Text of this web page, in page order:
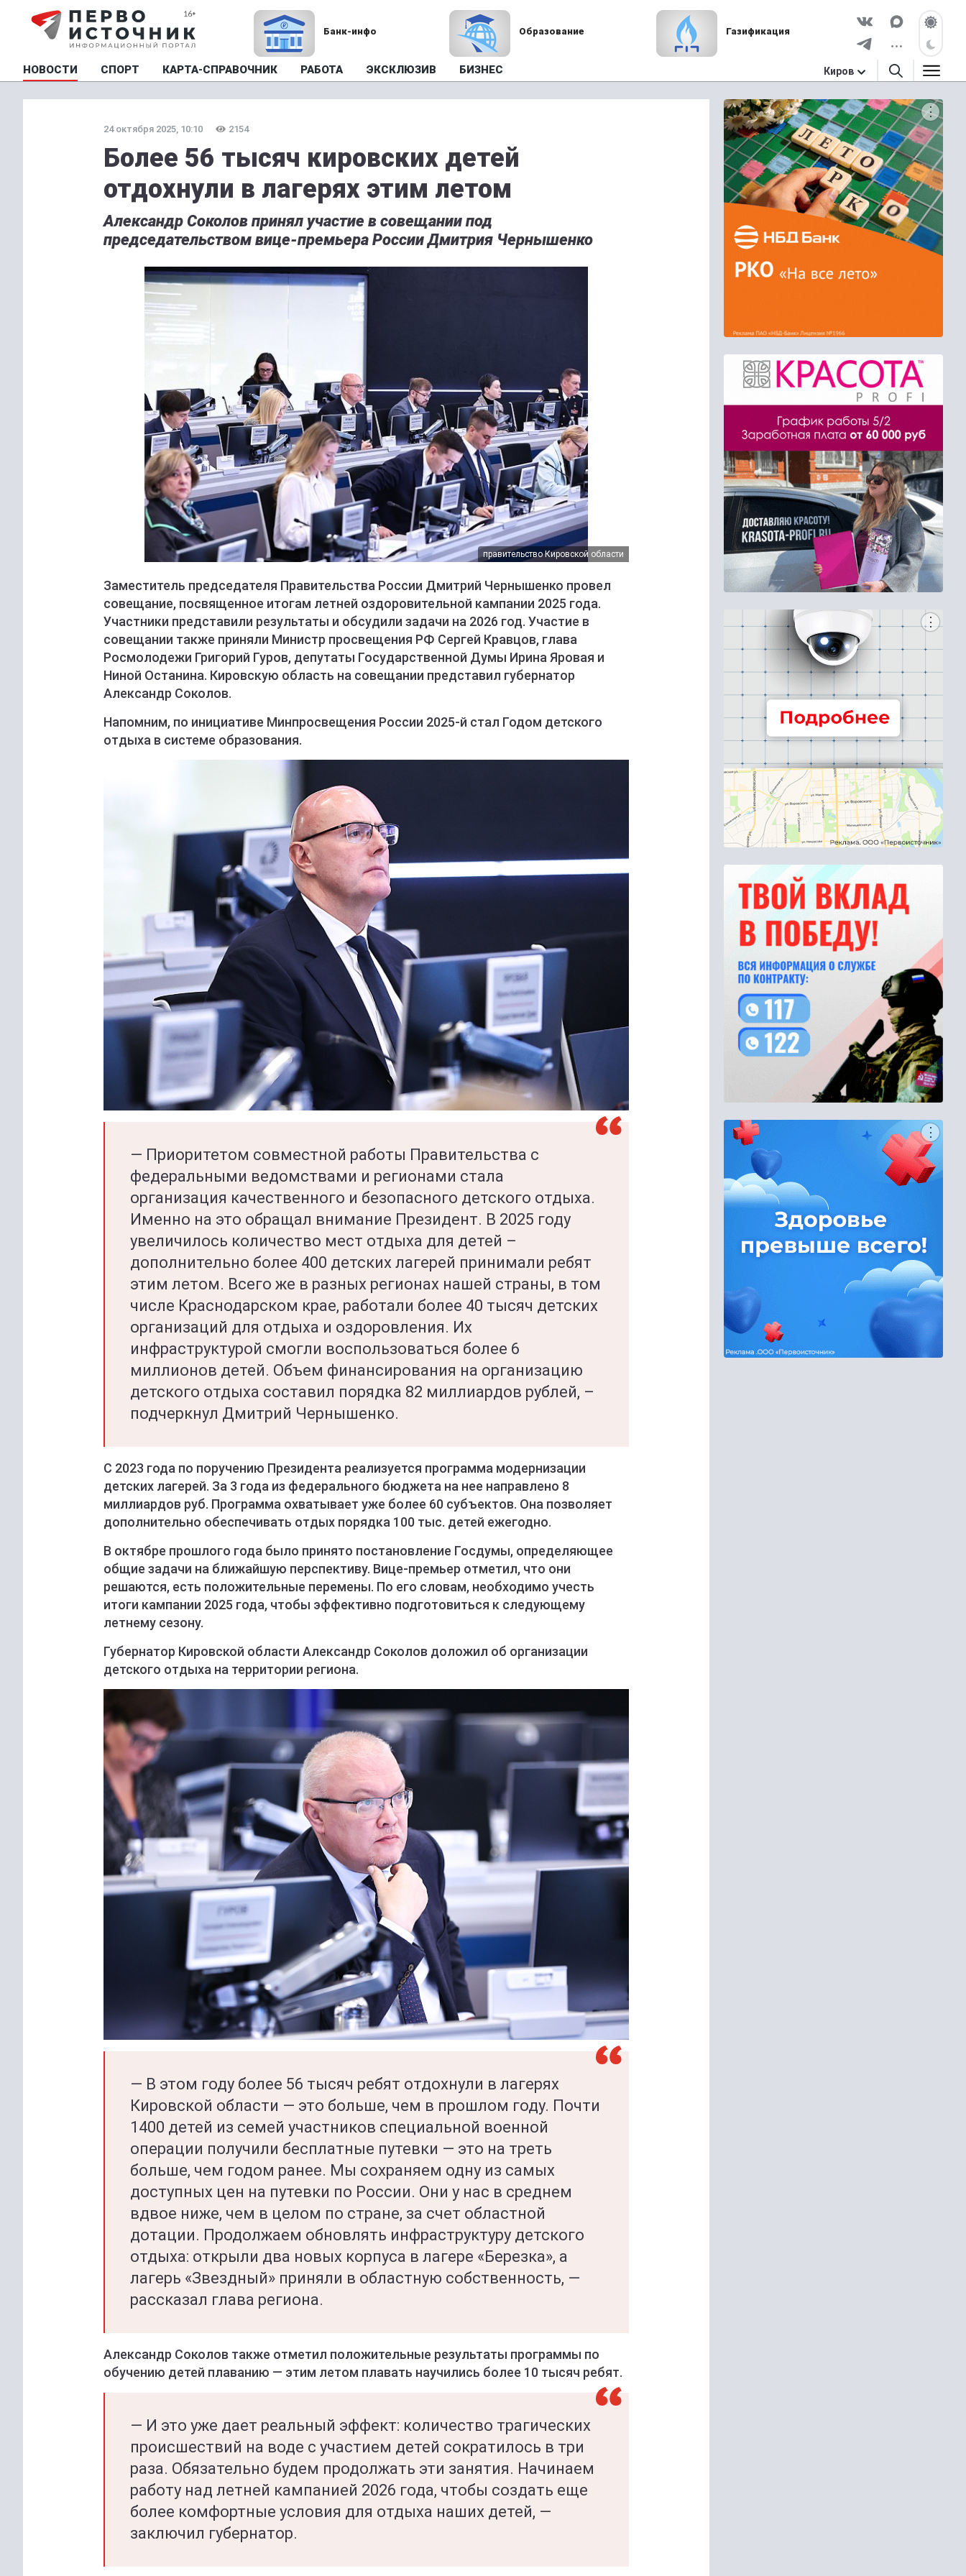
Банк-инфо Образование Газификация
НОВОСТИ СПОРТ КАРТА-СПРАВОЧНИК РАБОТА ЭКСКЛЮЗИВ БИЗНЕС Киров
24 октября 2025, 10:10 2154
Более 56 тысяч кировских детей
отдохнули в лагерях этим летом
Александр Соколов принял участие в совещании под
председательством вице-премьера России Дмитрия Чернышенко
правительство Кировской области
Заместитель председателя Правительства России Дмитрий Чернышенко провел
совещание, посвященное итогам летней оздоровительной кампании 2025 года.
Участники представили результаты и обсудили задачи на 2026 год. Участие в
совещании также приняли Министр просвещения РФ Сергей Кравцов, глава
Росмолодежи Григорий Гуров, депутаты Государственной Думы Ирина Яровая и
Ниной Останина. Кировскую область на совещании представил губернатор
Александр Соколов.
Напомним, по инициативе Минпросвещения России 2025-й стал Годом детского
отдыха в системе образования.
— Приоритетом совместной работы Правительства с
федеральными ведомствами и регионами стала
организация качественного и безопасного детского отдыха.
Именно на это обращал внимание Президент. В 2025 году
увеличилось количество мест отдыха для детей –
дополнительно более 400 детских лагерей принимали ребят
этим летом. Всего же в разных регионах нашей страны, в том
числе Краснодарском крае, работали более 40 тысяч детских
организаций для отдыха и оздоровления. Их
инфраструктурой смогли воспользоваться более 6
миллионов детей. Объем финансирования на организацию
детского отдыха составил порядка 82 миллиардов рублей, –
подчеркнул Дмитрий Чернышенко.
С 2023 года по поручению Президента реализуется программа модернизации
детских лагерей. За 3 года из федерального бюджета на нее направлено 8
миллиардов руб. Программа охватывает уже более 60 субъектов. Она позволяет
дополнительно обеспечивать отдых порядка 100 тыс. детей ежегодно.
В октябре прошлого года было принято постановление Госдумы, определяющее
общие задачи на ближайшую перспективу. Вице-премьер отметил, что они
решаются, есть положительные перемены. По его словам, необходимо учесть
итоги кампании 2025 года, чтобы эффективно подготовиться к следующему
летнему сезону.
Губернатор Кировской области Александр Соколов доложил об организации
детского отдыха на территории региона.
— В этом году более 56 тысяч ребят отдохнули в лагерях
Кировской области — это больше, чем в прошлом году. Почти
1400 детей из семей участников специальной военной
операции получили бесплатные путевки — это на треть
больше, чем годом ранее. Мы сохраняем одну из самых
доступных цен на путевки по России. Они у нас в среднем
вдвое ниже, чем в целом по стране, за счет областной
дотации. Продолжаем обновлять инфраструктуру детского
отдыха: открыли два новых корпуса в лагере «Березка», а
лагерь «Звездный» приняли в областную собственность, —
рассказал глава региона.
Александр Соколов также отметил положительные результаты программы по
обучению детей плаванию — этим летом плавать научились более 10 тысяч ребят.
— И это уже дает реальный эффект: количество трагических
происшествий на воде с участием детей сократилось в три
раза. Обязательно будем продолжать эти занятия. Начинаем
работу над летней кампанией 2026 года, чтобы создать еще
более комфортные условия для отдыха наших детей, —
заключил губернатор.